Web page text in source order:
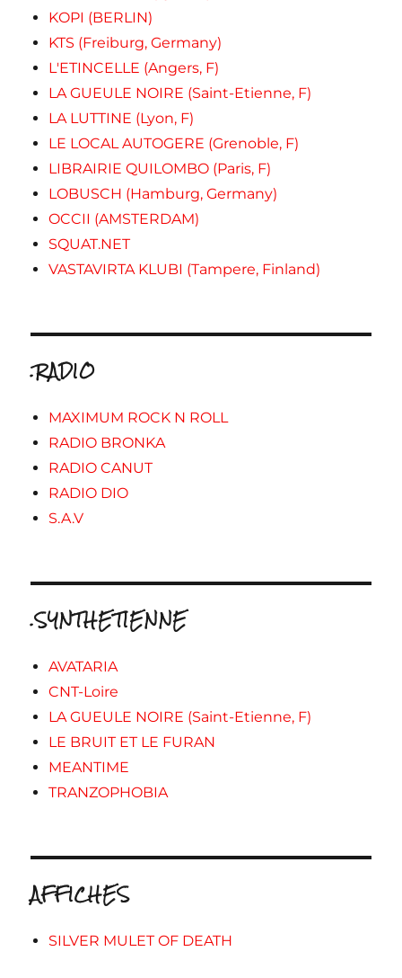
KOPI (BERLIN)
KTS (Freiburg, Germany)
L'ETINCELLE (Angers, F)
LA GUEULE NOIRE (Saint-Etienne, F)
LA LUTTINE (Lyon, F)
LE LOCAL AUTOGERE (Grenoble, F)
LIBRAIRIE QUILOMBO (Paris, F)
LOBUSCH (Hamburg, Germany)
OCCII (AMSTERDAM)
SQUAT.NET
VASTAVIRTA KLUBI (Tampere, Finland)
.RADIO
MAXIMUM ROCK N ROLL
RADIO BRONKA
RADIO CANUT
RADIO DIO
S.A.V
.SYNTHETIENNE
AVATARIA
CNT-Loire
LA GUEULE NOIRE (Saint-Etienne, F)
LE BRUIT ET LE FURAN
MEANTIME
TRANZOPHOBIA
AFFICHES
SILVER MULET OF DEATH